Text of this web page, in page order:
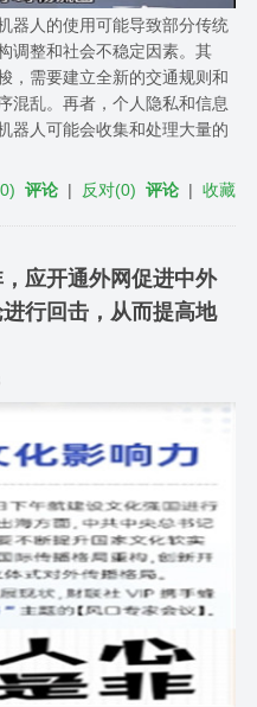
器人的使用可能导致部分传统
调整和社会不稳定因素。其
，需要建立全新的交通规则和
混乱。再者，个人隐私和信息
器人可能会收集和处理大量的
0) 评论 | 反对(0) 评论 |收藏
应开通外网促进中外
行回击，从而提高地